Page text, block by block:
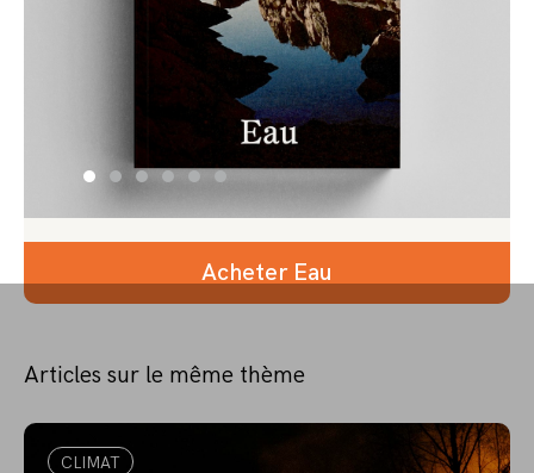
Acheter Eau
Articles sur le même thème
CLIMAT